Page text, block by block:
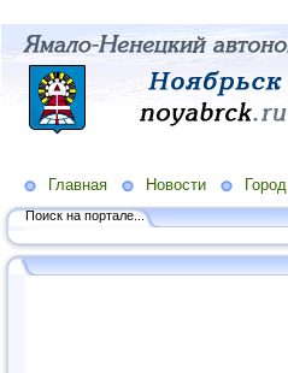
Главная Новости Город
Поиск на портале...